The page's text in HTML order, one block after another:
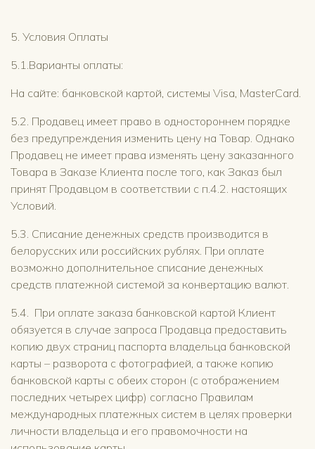
5. Условия Оплаты
5.1.Варианты оплаты:
На сайте: банковской картой, системы Visa, MasterCard.
5.2. Продавец имеет право в одностороннем порядке
без предупреждения изменить цену на Товар. Однако
Продавец не имеет права изменять цену заказанного
Товара в Заказе Клиента после того, как Заказ был
принят Продавцом в соответствии с п.4.2. настоящих
Условий.
5.3. Списание денежных средств производится в
белорусских или российских рублях. При оплате
возможно дополнительное списание денежных
средств платежной системой за конвертацию валют.
5.4. При оплате заказа банковской картой Клиент
обязуется в случае запроса Продавца предоставить
копию двух страниц паспорта владельца банковской
карты – разворота с фотографией, а также копию
банковской карты с обеих сторон (с отображением
последних четырех цифр) согласно Правилам
международных платежных систем в целях проверки
личности владельца и его правомочности на